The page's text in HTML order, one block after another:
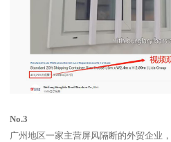
No.3
广州地区一家主营屏风隔断的外贸企业，